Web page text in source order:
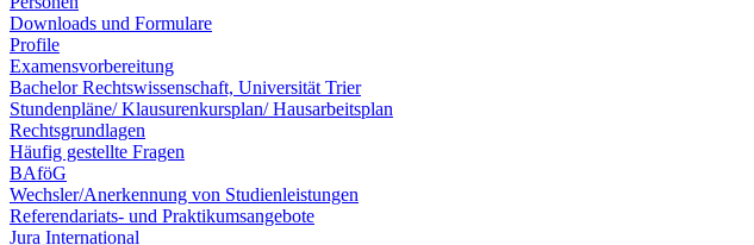
Downloads und Formulare
Profile
Examensvorbereitung
Bachelor Rechtswissenschaft, Universität Trier
Stundenpläne/ Klausurenkursplan/ Hausarbeitsplan
Rechtsgrundlagen
Häufig gestellte Fragen
BAföG
Wechsler/Anerkennung von Studienleistungen
Referendariats- und Praktikumsangebote
Jura International